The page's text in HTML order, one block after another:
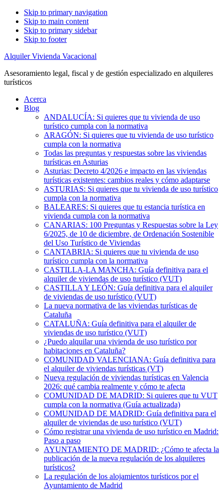
Skip to primary navigation
Skip to main content
Skip to primary sidebar
Skip to footer
Alquiler Vivienda Vacacional
Asesoramiento legal, fiscal y de gestión especializado en alquileres
turísticos
Acerca
Blog
ANDALUCÍA: Si quieres que tu vivienda de uso
turístico cumpla con la normativa
ARAGÓN: Si quieres que tu vivienda de uso turístico
cumpla con la normativa
Todas las preguntas y respuestas sobre las viviendas
turísticas en Asturias
Asturias: Decreto 4/2026 e impacto en las viviendas
turísticas existentes: cambios reales y cómo adaptarse
ASTURIAS: Si quieres que tu vivienda de uso turístico
cumpla con la normativa
BALEARES: Si quieres que tu estancia turística en
vivienda cumpla con la normativa
CANARIAS: 100 Preguntas y Respuestas sobre la Ley
6/2025, de 10 de diciembre, de Ordenación Sostenible
del Uso Turístico de Viviendas
CANTABRIA: Si quieres que tu vivienda de uso
turístico cumpla con la normativa
CASTILLA-LA MANCHA: Guía definitiva para el
alquiler de viviendas de uso turístico (VUT)
CASTILLA Y LEÓN: Guía definitiva para el alquiler
de viviendas de uso turístico (VUT)
La nueva normativa de las viviendas turísticas de
Cataluña
CATALUÑA: Guía definitiva para el alquiler de
viviendas de uso turístico (VUT)
¿Puedo alquilar una vivienda de uso turístico por
habitaciones en Cataluña?
COMUNIDAD VALENCIANA: Guía definitiva para
el alquiler de viviendas turísticas (VT)
Nueva regulación de viviendas turísticas en Valencia
2026: qué cambia realmente y cómo te afecta
COMUNIDAD DE MADRID: Si quieres que tu VUT
cumpla con la normativa (Guía actualizada)
COMUNIDAD DE MADRID: Guía definitiva para el
alquiler de viviendas de uso turístico (VUT)
Cómo registrar una vivienda de uso turístico en Madrid:
Paso a paso
AYUNTAMIENTO DE MADRID: ¿Cómo te afecta la
publicación de la nueva regulación de los alquileres
turísticos?
La regulación de los alojamientos turísticos por el
Ayuntamiento de Madrid